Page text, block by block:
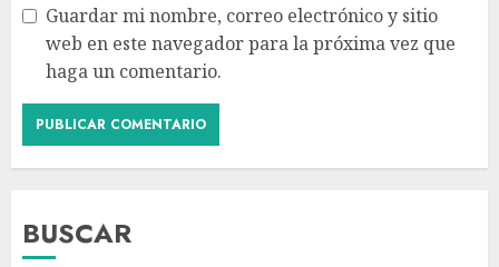
Guardar mi nombre, correo electrónico y sitio
web en este navegador para la próxima vez que
haga un comentario.
BUSCAR